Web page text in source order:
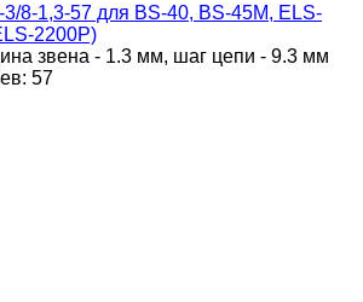
8-1,3-57 для BS-40, BS-45M, ELS-
2200Р)
звена - 1.3 мм, шаг цепи - 9.3 мм
57